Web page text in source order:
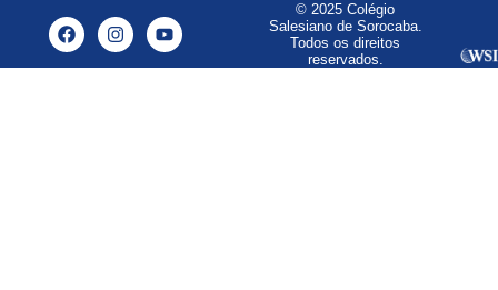
© 2025 Colégio
Salesiano de Sorocaba.
Todos os direitos
reservados.